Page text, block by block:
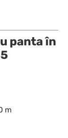
panta în
m